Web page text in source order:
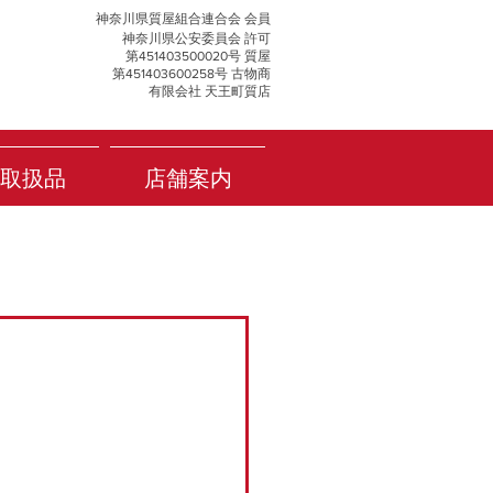
神奈川県質屋組合連合会 会員
神奈川県公安委員会 許可
第451403500020号 質屋
第451403600258号 古物商
有限会社 天王町質店
扱品 店舗案内